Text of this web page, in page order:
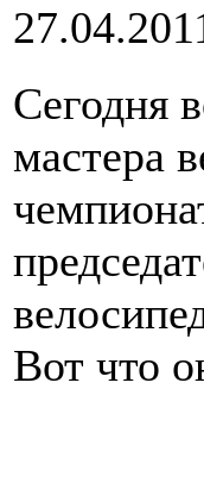
Сегодня
мастера
Вот что